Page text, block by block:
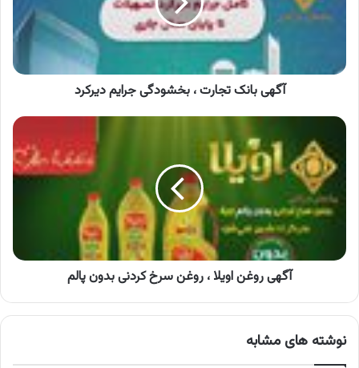
بخشودگی
جرایم
آگهی بانک تجارت ، بخشودگی جرایم دیرکرد
آگهی
اویلا
روغن
سرخ
پالم
آگهی روغن اویلا ، روغن سرخ کردنی بدون پالم
نوشته های مشابه